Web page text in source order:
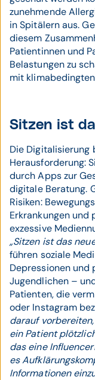
zunehmende
in Spitälern aus.
diesem
Patientinnen und
Belastungen zu
mit
Sitzen ist
Die
Herausforderung:
durch Apps zur
digitale Beratung.
Risiken:
Erkrankungen und
exzessive
„Sitzen ist das
führen soziale
Depressionen und
Jugendlichen –
Patienten, die
oder Instagram
darauf
ein Patient
das eine
es
Informationen